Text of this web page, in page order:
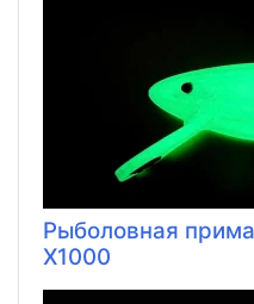
Рыболовная
X1000